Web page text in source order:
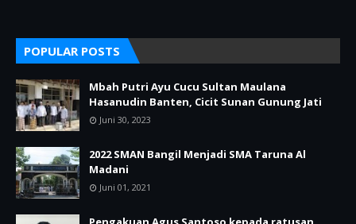
POPULAR POSTS
Mbah Putri Ayu Cucu Sultan Maulana
Hasanudin Banten, Cicit Sunan Gunung Jati
Juni 30, 2023
2022 SMAN Bangil Menjadi SMA Taruna Al
Madani
Juni 01, 2021